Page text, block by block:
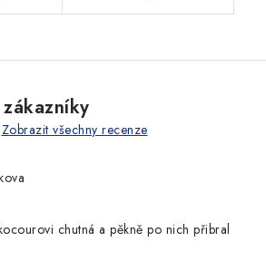
Zobrazit všechny recenze
chutná a pěkně po nich přibral